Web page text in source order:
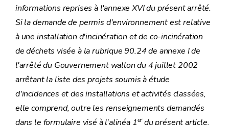
informations reprises à l'annexe XVI du présent arrêté.
Si la demande de permis d'environnement est relative
à une installation d'incinération et de co-incinération
de déchets visée à la rubrique 90.24 de annexe Ide
l'arrêté du Gouvernement wallon du 4 juillet 2002
arrêtant la liste des projets soumis à étude
d'incidences et des installations et activités classées,
elle comprend, outre les renseignements demandés
dans le formulaire visé à l'alinéa 1erdu présent article,